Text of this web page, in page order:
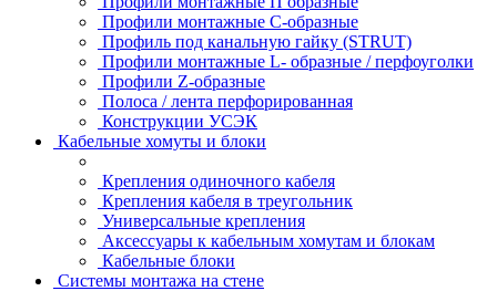
Профили монтажные C-образные
Профиль под канальную гайку (STRUT)
Профили монтажные L- образные / перфоуголки
Профили Z-образные
Полоса / лента перфорированная
Конструкции УСЭК
Кабельные хомуты и блоки
Крепления одиночного кабеля
Крепления кабеля в треугольник
Универсальные крепления
Аксессуары к кабельным хомутам и блокам
Кабельные блоки
Системы монтажа на стене